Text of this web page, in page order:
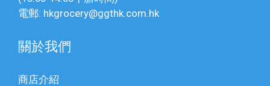
電郵: hkgrocery@ggthk.com.hk
關於我們
商店介紹